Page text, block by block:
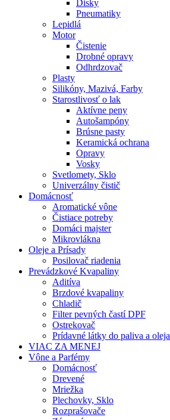
Disky
Pneumatiky
Lepidlá
Motor
Čistenie
Drobné opravy
Odhrdzovač
Plasty
Silikóny, Mazivá, Farby
Starostlivosť o lak
Aktívne peny
Autošampóny
Brúsne pasty
Keramická ochrana
Opravy
Vosky
Svetlomety, Sklo
Univerzálny čistič
Domácnosť
Aromatické vône
Čistiace potreby
Domáci majster
Mikrovlákna
Oleje a Prísady
Posilovač riadenia
Prevádzkové Kvapaliny
Aditíva
Brzdové kvapaliny
Chladič
Filter pevných častí DPF
Ostrekovač
Prídavné látky do paliva a oleja
VIAC ZA MENEJ
Vône a Parfémy
Domácnosť
Drevené
Mriežka
Plechovky, Sklo
Rozprašovače